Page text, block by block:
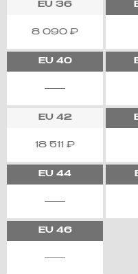
EU 36
8 090 ₽
EU40
EU42
18 511 ₽
EU 44
EU46